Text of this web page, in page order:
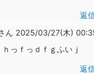
返
ん 2025/03/27(木)
っｆっｄｆｇふいｊ
返